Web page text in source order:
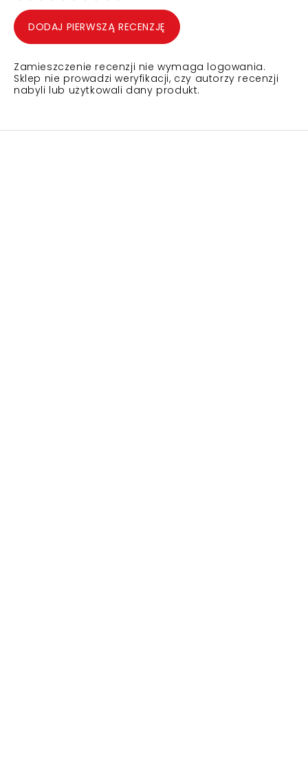
DODAJ PIERWSZĄ RECENZJĘ
Zamieszczenie recenzji nie wymaga logowania.
Sklep nie prowadzi weryfikacji, czy autorzy recenzji
nabyli lub użytkowali dany produkt.